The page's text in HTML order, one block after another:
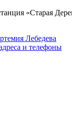
«Старая
Лебедева
и телефоны